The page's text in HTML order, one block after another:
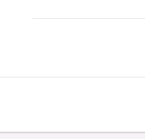
Originalvotten ble
Oppskriften er